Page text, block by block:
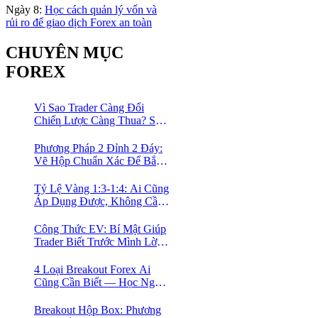
Ngày 8: Học cách quản lý vốn và
rủi ro để giao dịch Forex an toàn
CHUYÊN MỤC
FOREX
Vì Sao Trader Càng Đổi
Chiến Lược Càng Thua? Sự
Phương Pháp 2 Đỉnh 2 Đáy:
Vẽ Hộp Chuẩn Xác Để Bắt
Trader Forex
Tỷ Lệ Vàng 1:3-1:4: Ai Cũng
Áp Dụng Được, Không Cần
Công Thức EV: Bí Mật Giúp
Trader Biết Trước Mình Lời
4 Loại Breakout Forex Ai
Cũng Cần Biết — Học Ngay
Trader Nhàn Mà Vẫn Ăn
Breakout Hộp Box: Phương